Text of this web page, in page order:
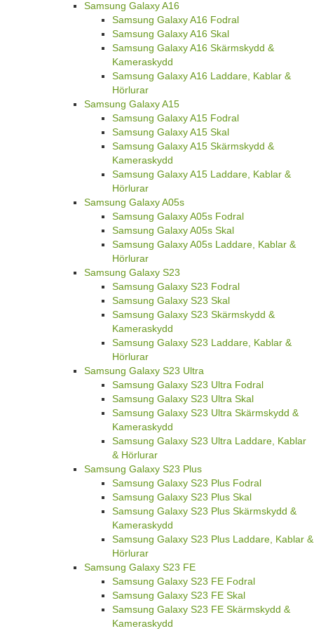
Samsung Galaxy A16
Samsung Galaxy A16 Fodral
Samsung Galaxy A16 Skal
Samsung Galaxy A16 Skärmskydd &
Kameraskydd
Samsung Galaxy A16 Laddare, Kablar &
Hörlurar
Samsung Galaxy A15
Samsung Galaxy A15 Fodral
Samsung Galaxy A15 Skal
Samsung Galaxy A15 Skärmskydd &
Kameraskydd
Samsung Galaxy A15 Laddare, Kablar &
Hörlurar
Samsung Galaxy A05s
Samsung Galaxy A05s Fodral
Samsung Galaxy A05s Skal
Samsung Galaxy A05s Laddare, Kablar &
Hörlurar
Samsung Galaxy S23
Samsung Galaxy S23 Fodral
Samsung Galaxy S23 Skal
Samsung Galaxy S23 Skärmskydd &
Kameraskydd
Samsung Galaxy S23 Laddare, Kablar &
Hörlurar
Samsung Galaxy S23 Ultra
Samsung Galaxy S23 Ultra Fodral
Samsung Galaxy S23 Ultra Skal
Samsung Galaxy S23 Ultra Skärmskydd &
Kameraskydd
Samsung Galaxy S23 Ultra Laddare, Kablar
& Hörlurar
Samsung Galaxy S23 Plus
Samsung Galaxy S23 Plus Fodral
Samsung Galaxy S23 Plus Skal
Samsung Galaxy S23 Plus Skärmskydd &
Kameraskydd
Samsung Galaxy S23 Plus Laddare, Kablar &
Hörlurar
Samsung Galaxy S23 FE
Samsung Galaxy S23 FE Fodral
Samsung Galaxy S23 FE Skal
Samsung Galaxy S23 FE Skärmskydd &
Kameraskydd